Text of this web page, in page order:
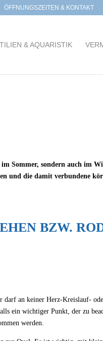
ÖFFNUNGSZEITEN & KONTAKT
& AQUARISTIK
Sommer, sondern auch im
und die damit verbundene
BZW.
darf an keiner Herz-Kreislauf-
ein wichtiger Punkt, der zu
werden.